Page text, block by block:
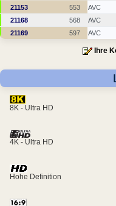
21153
553 AVC
21168
568 AVC
21169
597 AVC
Ihre
8K - Ultra HD
4K - Ultra HD
Hohe Definition